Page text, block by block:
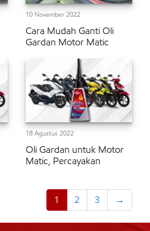
10 November 2022
Cara Mudah Ganti Oli
Gardan Motor Matic
18 Agustus 2022
Oli Gardan untuk Motor
Matic, Percayakan
1 2 3 →